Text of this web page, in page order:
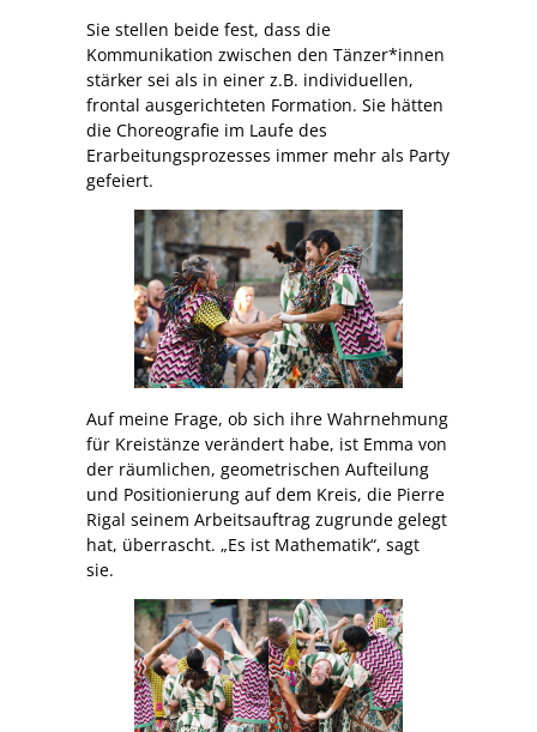
Sie stellen beide fest, dass die
Kommunikation zwischen den Tänzer*innen
stärker sei als in einer z.B. individuellen,
frontal ausgerichteten Formation. Sie hätten
die Choreografie im Laufe des
Erarbeitungsprozesses immer mehr als Party
gefeiert.
Auf meine Frage, ob sich ihre Wahrnehmung
für Kreistänze verändert habe, ist Emma von
der räumlichen, geometrischen Aufteilung
und Positionierung auf dem Kreis, die Pierre
Rigal seinem Arbeitsauftrag zugrunde gelegt
hat, überrascht. „Es ist Mathematik“, sagt
sie.